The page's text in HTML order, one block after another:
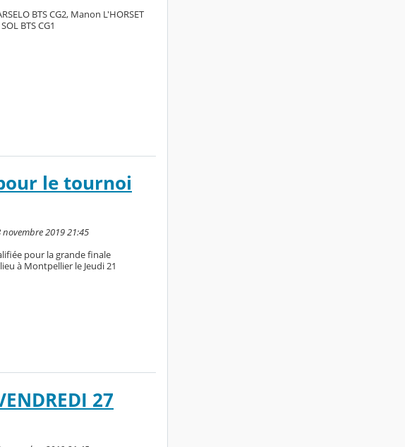
BTS CG2, Manon L'HORSET
BTS CG1
le tournoi
2019 21:45
pour la grande finale
à Montpellier le Jeudi 21
27